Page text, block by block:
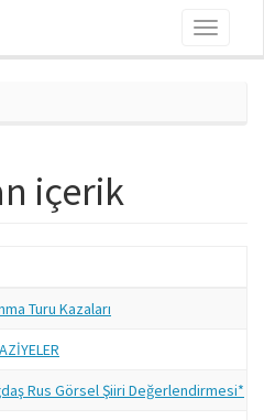
Toggle
içerik
Turu Kazaları
Rus Görsel Şiiri Değerlendirmesi*